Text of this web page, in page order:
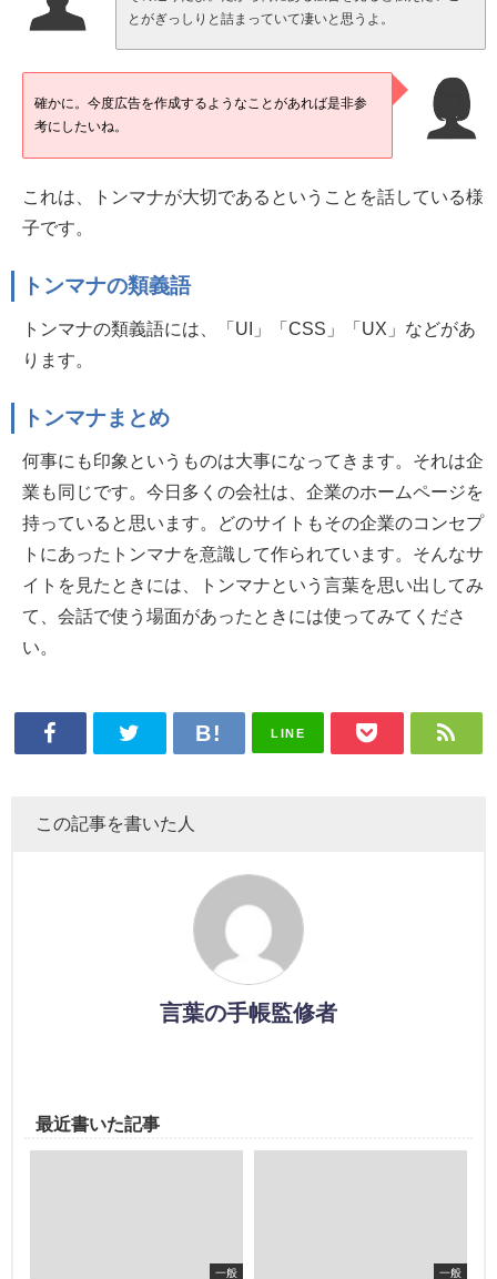
とがぎっしりと詰まっていて凄いと思うよ。
確かに。今度広告を作成するようなことがあれば是非参
考にしたいね。
これは、トンマナが大切であるということを話している様
子です。
トンマナの類義語
トンマナの類義語には、「UI」「CSS」「UX」などがあ
ります。
トンマナまとめ
何事にも印象というものは大事になってきます。それは企
業も同じです。今日多くの会社は、企業のホームページを
持っていると思います。どのサイトもその企業のコンセプ
トにあったトンマナを意識して作られています。そんなサ
イトを見たときには、トンマナという言葉を思い出してみ
て、会話で使う場面があったときには使ってみてくださ
い。
LINE
この記事を書いた人
言葉の手帳監修者
最近書いた記事
一般 一般